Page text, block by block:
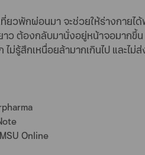
ที่ยวพักผ่อนมา จะช่วยให้ร่างกาย
ว ต้องกลับมานั่งอยู่หน้าจอมากขึ้น
ไม่รู้สึกเหนื่อยล้ามากเกินไป และ
Online